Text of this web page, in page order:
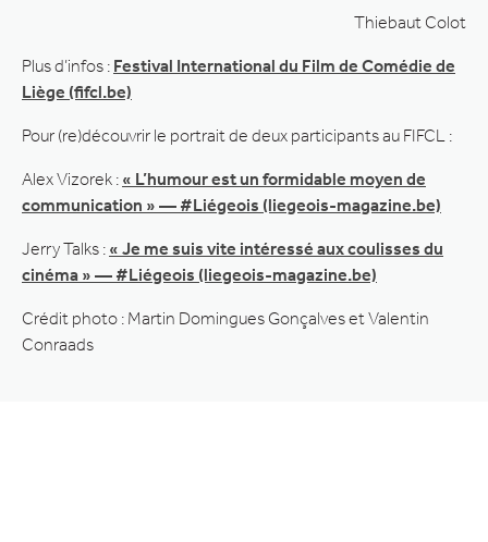
Thiebaut Colot
Plus d’infos : Festival International du Film de Comédie de
Liège (fifcl.be)
Pour (re)découvrir le portrait de deux participants au FIFCL :
Alex Vizorek : « L’humour est un formidable moyen de
communication » — #Liégeois (liegeois-magazine.be)
Jerry Talks : « Je me suis vite intéressé aux coulisses du
cinéma » — #Liégeois (liegeois-magazine.be)
Crédit photo : Martin Domingues Gonçalves et Valentin
Conraads